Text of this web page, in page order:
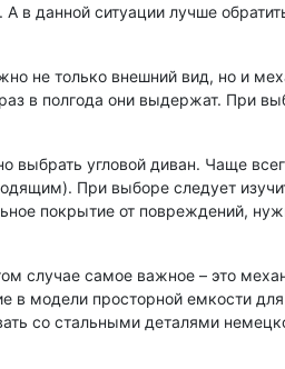
в данной ситуации лучше
не только внешний вид, но и
в полгода они выдержат. При
угловой диван. Чаще
При выборе следует
покрытие от повреждений,
случае самое важное – это
модели просторной емкости
со стальными деталями